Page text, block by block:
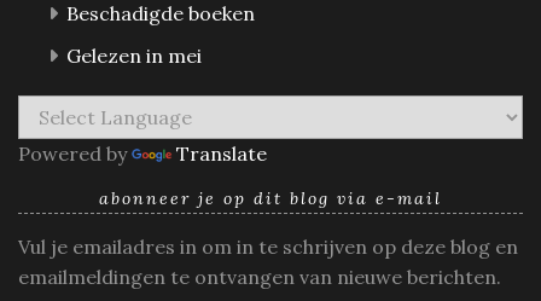
Beschadigde boeken
Gelezen in mei
Powered by Translate
abonneer je op dit blog via e-mail
Vul je emailadres in om in te schrijven op deze blog en
emailmeldingen te ontvangen van nieuwe berichten.